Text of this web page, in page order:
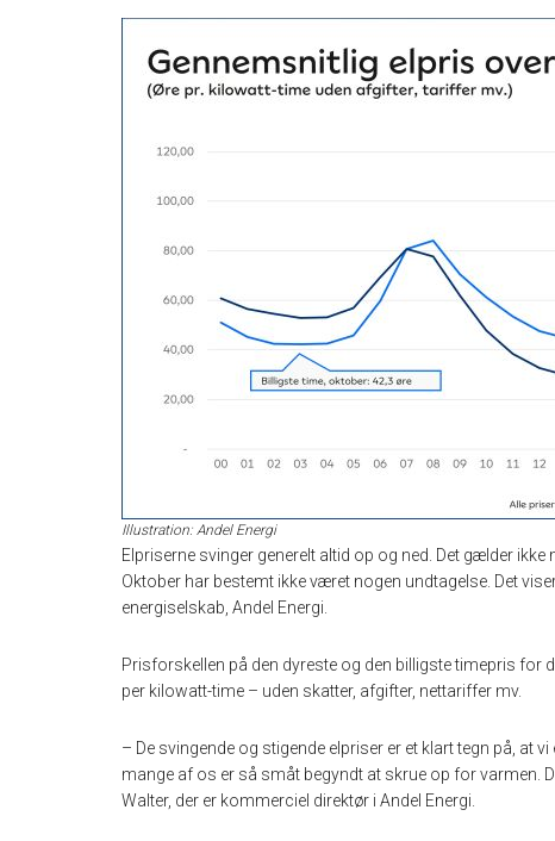
Illustration: Andel Energi
Elpriserne svinger generelt altid op og ned. Det gælder
Oktober har bestemt ikke været nogen undtagelse. Det
energiselskab, Andel Energi.
Prisforskellen på den dyreste og den billigste timepris for
per kilowatt-time – uden skatter, afgifter, nettariffer mv.
– De svingende og stigende elpriser er et klart tegn på, at
mange af os er så småt begyndt at skrue op for varmen.
Walter, der er kommerciel direktør i Andel Energi.